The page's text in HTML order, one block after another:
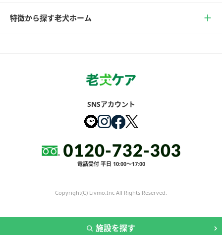
施設を探す
特徴から探す老犬ホーム
SNSアカウント
電話受付 平日 10:00～17:00
Copyright(C) Livmo,Inc All Rights Reserved.